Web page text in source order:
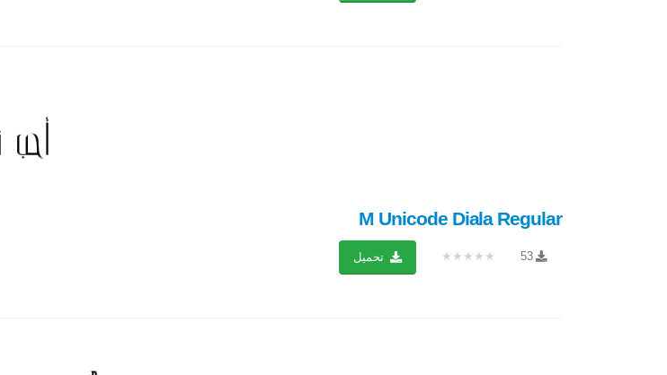
M Unicode Diala Regular
53
★★★★★ تحميل